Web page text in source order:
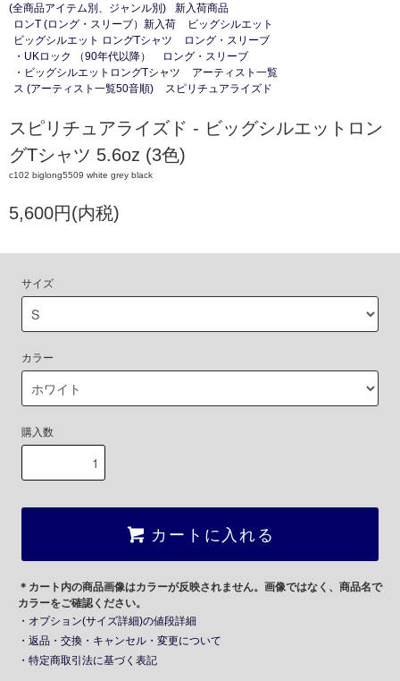
(全商品アイテム別、ジャンル別)
新入荷商品
ロンT (ロング・スリーブ）新入荷
ビッグシルエット
ビッグシルエット ロングTシャツ
ロング・スリーブ
・UKロック （90年代以降）
ロング・スリーブ
・ビッグシルエットロングTシャツ
アーティスト一覧
ス (アーティスト一覧50音順)
スピリチュアライズド
スピリチュアライズド - ビッグシルエットロン
グTシャツ 5.6oz (3色)
c102 biglong5509 white grey black
5,600円(内税)
サイズ
カラー
購入数
カートに入れる
＊カート内の商品画像はカラーが反映されません。画像ではなく、商品名で
カラーをご確認ください。
・オプション(サイズ詳細)の値段詳細
・返品・交換・キャンセル・変更について
・特定商取引法に基づく表記